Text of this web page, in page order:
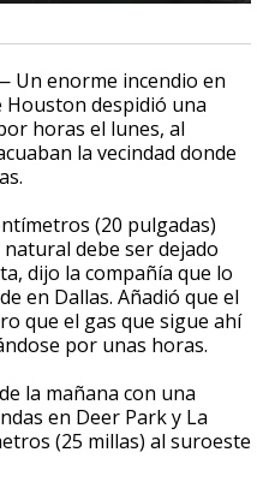
Un enorme incendio en
Houston despidió una
horas el lunes, al
la vecindad donde
(20 pulgadas)
debe ser dejado
dijo la compañía que lo
en Dallas. Añadió que el
que el gas que sigue ahí
por unas horas.
la mañana con una
en Deer Park y La
(25 millas) al suroeste